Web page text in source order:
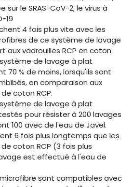
sur le SRAS-CoV-2, le virus à
19
4 fois plus vite avec les
de ce système de lavage
aux vadrouilles RCP en coton.
de lavage à plat
70 % de moins, lorsqu'ils sont
en comparaison aux
coton RCP.
de lavage à plat
pour résister à 200 lavages
100 avec de l'eau de Javel.
6 fois plus longtemps que les
coton RCP (3 fois plus
est effectué à l'eau de
sont compatibles avec